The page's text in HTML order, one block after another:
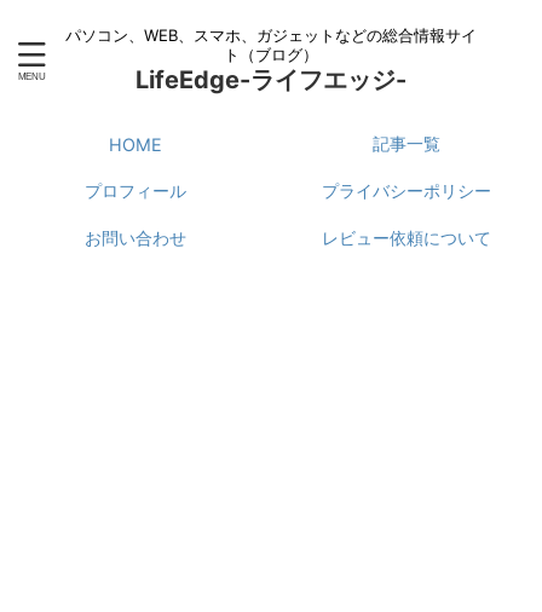
パソコン、WEB、スマホ、ガジェットなどの総合情報サイ
ト（ブログ）
LifeEdge-ライフエッジ-
HOME 記事一覧
プロフィール プライバシーポリシー
お問い合わせ レビュー依頼について